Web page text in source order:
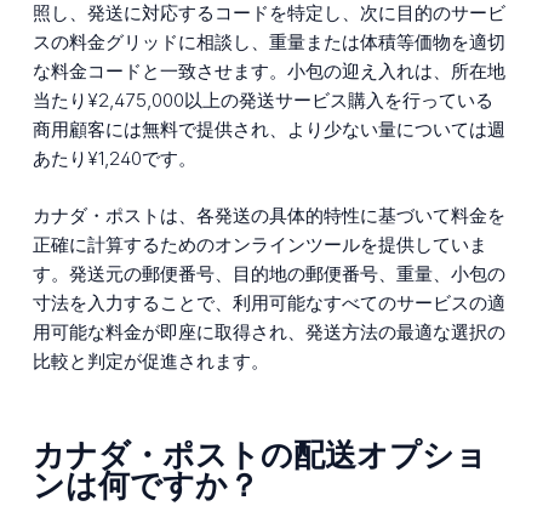
照し、発送に対応するコードを特定し、次に目的のサービ
スの料金グリッドに相談し、重量または体積等価物を適切
な料金コードと一致させます。小包の迎え入れは、所在地
当たり¥2,475,000以上の発送サービス購入を行っている
商用顧客には無料で提供され、より少ない量については週
あたり¥1,240です。
カナダ・ポストは、各発送の具体的特性に基づいて料金を
正確に計算するためのオンラインツールを提供していま
す。発送元の郵便番号、目的地の郵便番号、重量、小包の
寸法を入力することで、利用可能なすべてのサービスの適
用可能な料金が即座に取得され、発送方法の最適な選択の
比較と判定が促進されます。
カナダ・ポストの配送オプショ
ンは何ですか？